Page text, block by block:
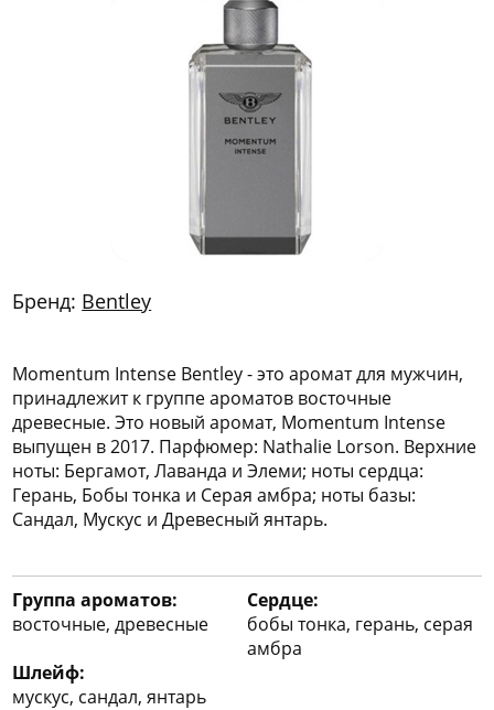
Бренд: Bentley
Momentum Intense Bentley - это аромат для мужчин,
принадлежит к группе ароматов восточные
древесные. Это новый аромат, Momentum Intense
выпущен в 2017. Парфюмер: Nathalie Lorson. Верхние
ноты: Бергамот, Лаванда и Элеми; ноты сердца:
Герань, Бобы тонка и Серая амбра; ноты базы:
Сандал, Мускус и Древесный янтарь.
Группа ароматов:
восточные, древесные
Сердце:
бобы тонка, герань, серая
амбра
Шлейф:
мускус, сандал, янтарь